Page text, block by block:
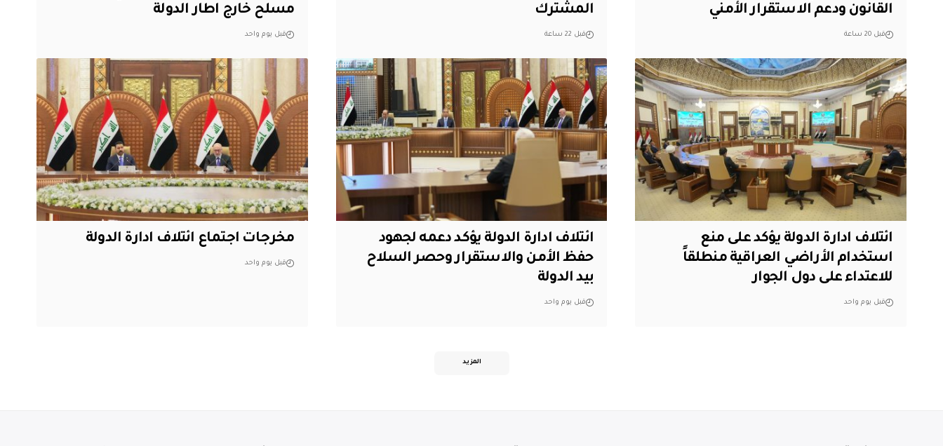
القانون ودعم الاستقرار الأمني
قبل 20 ساعة
المشترك
قبل 22 ساعة
مسلح خارج اطار الدولة
قبل يوم واحد
ائتلاف ادارة الدولة يؤكد على منع
استخدام الأراضي العراقية منطلقاً
للاعتداء على دول الجوار
قبل يوم واحد
ائتلاف ادارة الدولة يؤكد دعمه لجهود
حفظ الأمن والاستقرار وحصر السلاح
بيد الدولة
قبل يوم واحد
مخرجات اجتماع ائتلاف ادارة الدولة
قبل يوم واحد
المزيد